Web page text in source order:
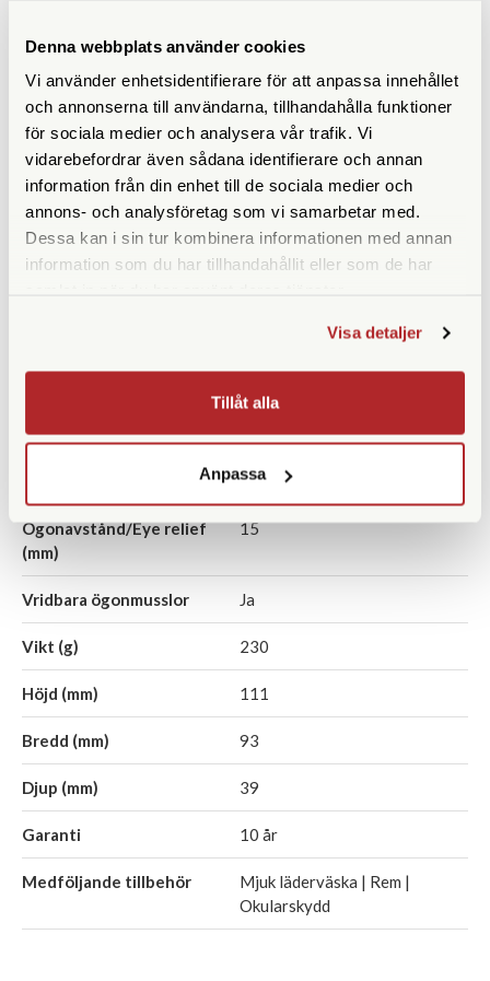
Denna webbplats använder cookies
Vi använder enhetsidentifierare för att anpassa innehållet
och annonserna till användarna, tillhandahålla funktioner
för sociala medier och analysera vår trafik. Vi
vidarebefordrar även sådana identifierare och annan
information från din enhet till de sociala medier och
annons- och analysföretag som vi samarbetar med.
Dessa kan i sin tur kombinera informationen med annan
information som du har tillhandahållit eller som de har
Visa detaljer
Tillåt alla
Anpassa
SPECIFIKATIONER
Förstoring 8x
Frontlinsdiameter (mm) 20
Synfält (º) 6,5
Fokuseringstyp Centrumfokus
Takkant
Ögonavstånd/Eye relief
(mm)
15
Vridbara ögonmusslor Ja
Vikt (g) 230
Höjd (mm) 111
Bredd (mm) 93
Djup (mm) 39
Garanti 10 år
Medföljande tillbehör
Mjuk läderväska | Rem |
Okularskydd